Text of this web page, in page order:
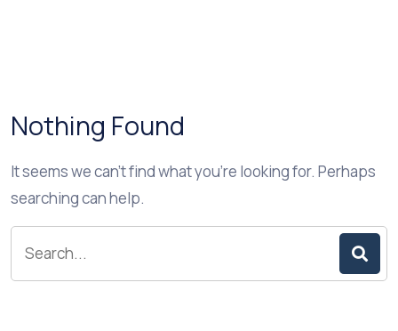
Nothing Found
It seems we can’t find what you’re looking for. Perhaps
searching can help.